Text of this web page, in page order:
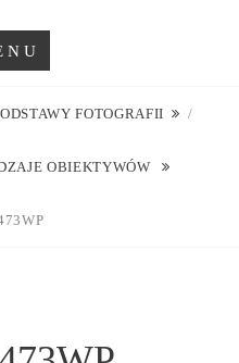
GROCHOWSKA
FOTOGRAFII /
OBIEKTYWÓW